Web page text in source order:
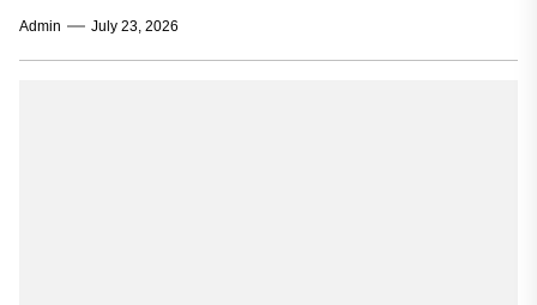
രാശിക്കാർക്കും (അതുമായി ബന്ധപ്പെട്ട 27
ജന്മനക്ഷത്രങ്ങൾ ഉൾപ്പെടെ)...
Admin July 23, 2026